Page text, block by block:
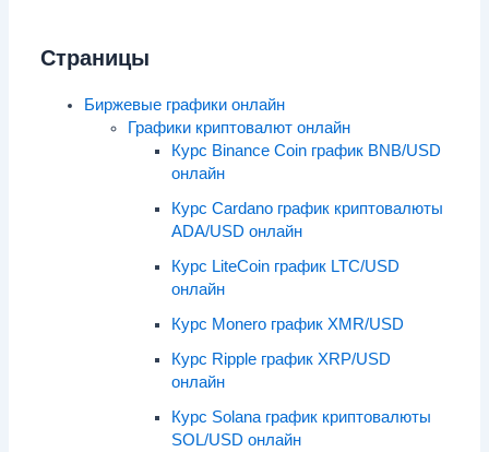
Страницы
Биржевые графики онлайн
Графики криптовалют онлайн
Курс Binance Coin график BNB/USD
онлайн
Курс Cardano график криптовалюты
ADA/USD онлайн
Курс LiteCoin график LTC/USD
онлайн
Курс Monero график XMR/USD
Курс Ripple график XRP/USD
онлайн
Курс Solana график криптовалюты
SOL/USD онлайн